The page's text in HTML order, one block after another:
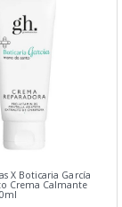
X Boticaria García
Crema Calmante